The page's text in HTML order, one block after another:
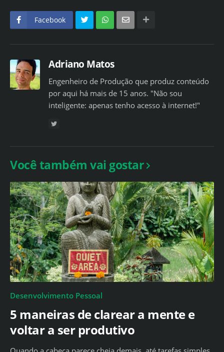
Facebook
Adriano Matos
Engenheiro de Produção que produz conteúdo
por aqui há mais de 15 anos. "Não sou
inteligente: apenas tenho acesso à internet!"
Você também vai gostar
Desenvolvimento Pessoal
5 maneiras de clarear a mente e
voltar a ser produtivo